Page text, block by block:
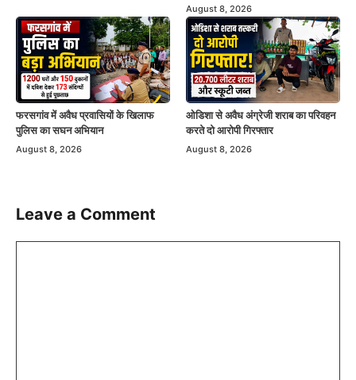
August 8, 2026
फरसगांव में अवैध प्रवासियों के खिलाफ
पुलिस का सघन अभियान
August 8, 2026
ओडिशा से अवैध अंग्रेजी शराब का परिवहन
करते दो आरोपी गिरफ्तार
August 8, 2026
Leave a Comment